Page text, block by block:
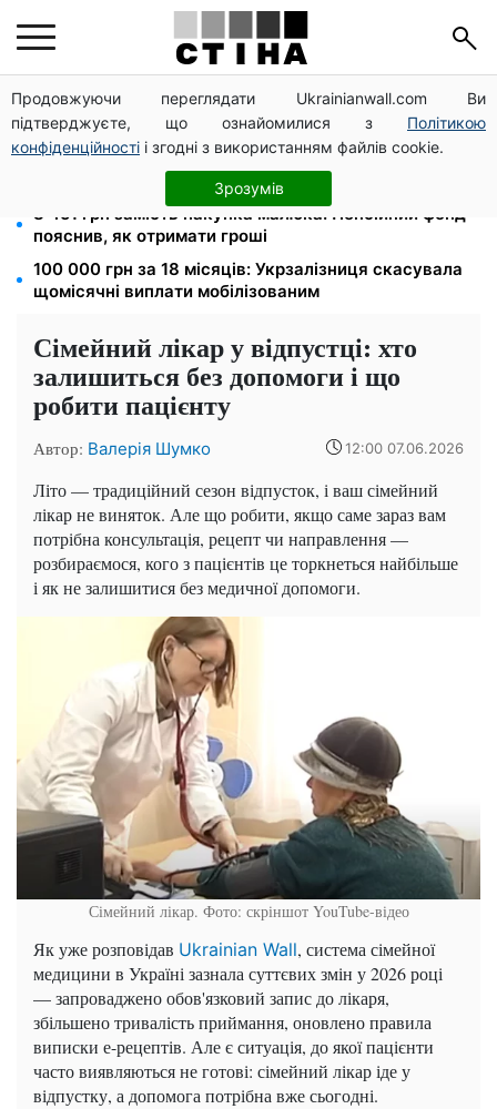
Продовжуючи переглядати Ukrainianwall.com Ви
підтверджуєте, що ознайомилися з Політикою
конфіденційності і згодні з використанням файлів cookie.
Зрозумів
120 000 грн на авто: компенсацію для ветеранів
хочуть поширити на III групу інвалідності
Нічний тариф на світло 2,16 грн/кВт-г: економія до
540 грн на місяць з вересня
8 451 грн замість пакунка малюка: Пенсійний фонд
пояснив, як отримати гроші
100 000 грн за 18 місяців: Укрзалізниця скасувала
щомісячні виплати мобілізованим
Сімейний лікар у відпустці: хто
залишиться без допомоги і що
робити пацієнту
Автор: Валерія Шумко 12:00 07.06.2026
Літо — традиційний сезон відпусток, і ваш сімейний
лікар не виняток. Але що робити, якщо саме зараз вам
потрібна консультація, рецепт чи направлення —
розбираємося, кого з пацієнтів це торкнеться найбільше
і як не залишитися без медичної допомоги.
Сімейний лікар. Фото: скріншот YouTube-відео
Як уже розповідав Ukrainian Wall, система сімейної
медицини в Україні зазнала суттєвих змін у 2026 році
— запроваджено обов'язковий запис до лікаря,
збільшено тривалість приймання, оновлено правила
виписки е-рецептів. Але є ситуація, до якої пацієнти
часто виявляються не готові: сімейний лікар іде у
відпустку, а допомога потрібна вже сьогодні.